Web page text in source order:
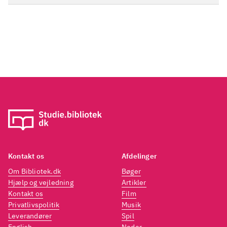
Kontakt os
Om Bibliotek.dk
Hjælp og vejledning
Kontakt os
Privatlivspolitik
Leverandører
Afdelinger
Bøger
Artikler
Film
Musik
Spil